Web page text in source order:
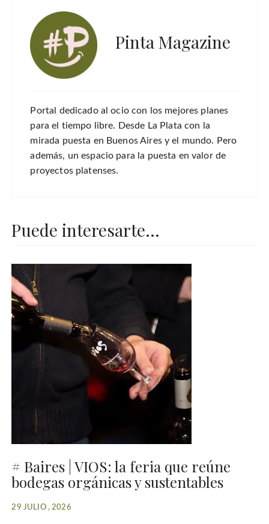
Pinta Magazine
Portal dedicado al ocio con los mejores planes
para el tiempo libre. Desde La Plata con la
mirada puesta en Buenos Aires y el mundo. Pero
además, un espacio para la puesta en valor de
proyectos platenses.
Puede interesarte...
# Baires | VIOS: la feria que reúne
bodegas orgánicas y sustentables
29 JULIO , 2026